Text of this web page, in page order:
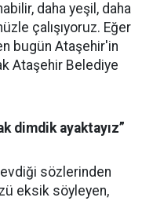
daha yeşil, daha
çalışıyoruz. Eğer
bugün Ataşehir'in
Ataşehir Belediye
dimdik ayaktayız”
sözlerinden
eksik söyleyen,